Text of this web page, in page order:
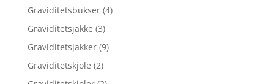
Graviditetsbukser (4)
Graviditetsjakke (3)
Graviditetsjakker (9)
Graviditetskjole (2)